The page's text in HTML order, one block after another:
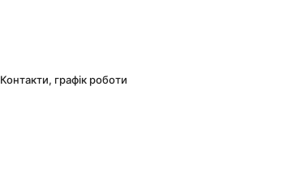
Контакти, графік роботи